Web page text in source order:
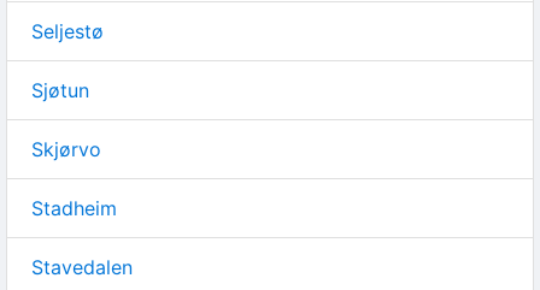
Seljestø
Sjøtun
Skjørvo
Stadheim
Stavedalen